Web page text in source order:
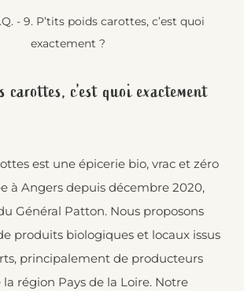
- 9. P’tits poids carottes, c’est quoi
exactement ?
carottes, c’est quoi exactement
est une épicerie bio, vrac et zéro
à Angers depuis décembre 2020,
Général Patton. Nous proposons
produits biologiques et locaux issus
principalement de producteurs
région Pays de la Loire. Notre